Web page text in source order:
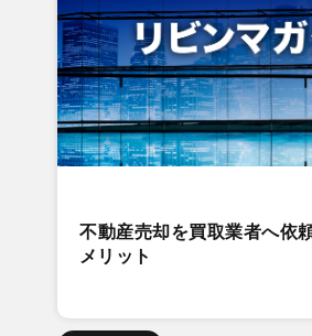
不動産売却を買取業者へ依
メリット